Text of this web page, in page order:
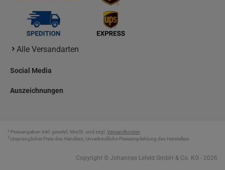
Alle Versandarten
Social Media
Auszeichnungen
* Preisangaben inkl. gesetzl. MwSt. und zzgl. Versandkosten
1 Ursprünglicher Preis des Händlers, Unverbindliche Preisempfehlung des Herstellers
Copyright © Johannes Lefeld GmbH & Co. KG - 2026